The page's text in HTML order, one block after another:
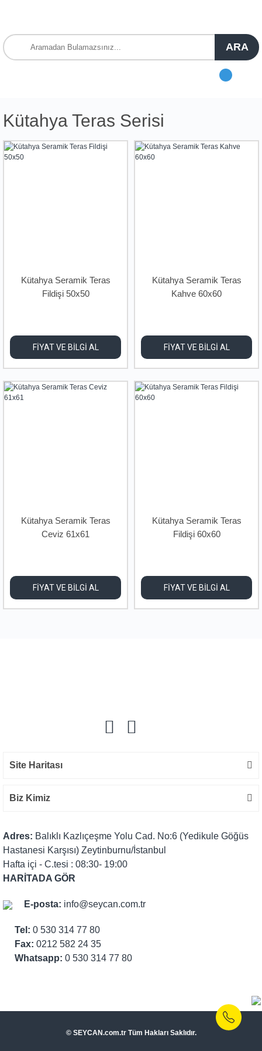
ARA
Kütahya Teras Serisi
Kütahya Seramik Teras
Fildişi 50x50
FİYAT VE BİLGİ AL
Kütahya Seramik Teras
Kahve 60x60
FİYAT VE BİLGİ AL
Kütahya Seramik Teras
Ceviz 61x61
FİYAT VE BİLGİ AL
Kütahya Seramik Teras
Fildişi 60x60
FİYAT VE BİLGİ AL
Site Haritası
Biz Kimiz
Adres: Balıklı Kazlıçeşme Yolu Cad. No:6 (Yedikule Göğüs
Hastanesi Karşısı) Zeytinburnu/İstanbul
Hafta içi - C.tesi : 08:30- 19:00
HARİTADA GÖR
E-posta: info@seycan.com.tr
Tel: 0 530 314 77 80
Fax: 0212 582 24 35
Whatsapp: 0 530 314 77 80
© SEYCAN.com.tr Tüm Hakları Saklıdır.